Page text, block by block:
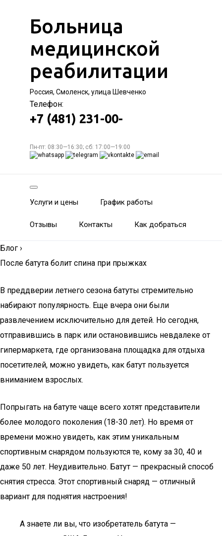
Больница
медицинской
реабилитации
Россия, Смоленск, улица Шевченко
Телефон:
+7 (481) 231-00-
Пн-пт: 08:30—16:30; сб: 17:00—19:00
Услуги и цены График работы
Отзывы Контакты Как добраться
Блог ›
После батута болит спина при прыжках
В преддверии летнего сезона батуты стремительно
набирают популярность. Еще вчера они были
развлечением исключительно для детей. Но сегодня,
отправившись в парк или остановившись невдалеке от
гипермаркета, где организована площадка для отдыха
посетителей, можно увидеть, как батут пользуется
вниманием взрослых.
Попрыгать на батуте чаще всего хотят представители
более молодого поколения (18-30 лет). Но время от
времени можно увидеть, как этим уникальным
спортивным снарядом пользуются те, кому за 30, 40 и
даже 50 лет. Неудивительно. Батут ­­— прекрасный способ
снятия стресса. Этот спортивный снаряд — отличный
вариант для поднятия настроения!
А знаете ли вы, что изобретатель батута —